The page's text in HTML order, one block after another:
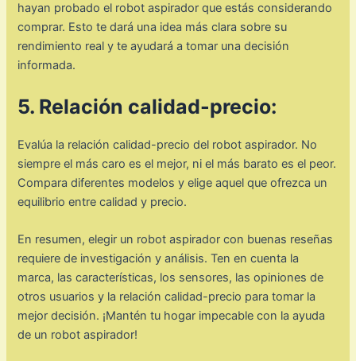
hayan probado el robot aspirador que estás considerando
comprar. Esto te dará una idea más clara sobre su
rendimiento real y te ayudará a tomar una decisión
informada.
5. Relación calidad-precio:
Evalúa la relación calidad-precio del robot aspirador. No
siempre el más caro es el mejor, ni el más barato es el peor.
Compara diferentes modelos y elige aquel que ofrezca un
equilibrio entre calidad y precio.
En resumen, elegir un robot aspirador con buenas reseñas
requiere de investigación y análisis. Ten en cuenta la
marca, las características, los sensores, las opiniones de
otros usuarios y la relación calidad-precio para tomar la
mejor decisión. ¡Mantén tu hogar impecable con la ayuda
de un robot aspirador!